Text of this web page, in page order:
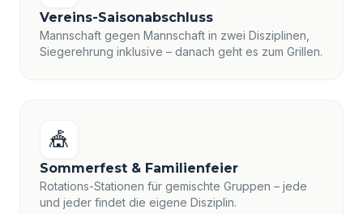
Vereins-Saisonabschluss
Mannschaft gegen Mannschaft in zwei Disziplinen,
Siegerehrung inklusive – danach geht es zum Grillen.
🎪
Sommerfest & Familienfeier
Rotations-Stationen für gemischte Gruppen – jede
und jeder findet die eigene Disziplin.